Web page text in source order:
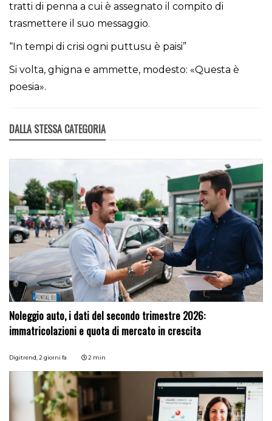
tratti di penna a cui è assegnato il compito di
trasmettere il suo messaggio.
“In tempi di crisi ogni puttusu è paisi”
Si volta, ghigna e ammette, modesto: «Questa è
poesia».
DALLA STESSA CATEGORIA
Noleggio auto, i dati del secondo trimestre 2026:
immatricolazioni e quota di mercato in crescita
Digitrend,2 giorni fa 2 min